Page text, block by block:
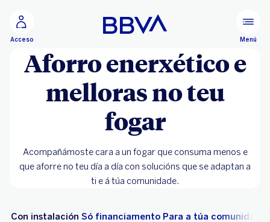
Acceso Menú
Aforro enerxético e
melloras no teu
fogar
Acompañámoste cara a un fogar que consuma menos e
que aforre no teu día a día con solucións que se adaptan a
ti e á túa comunidade.
Con instalación Só financiamento Para a túa comunidade